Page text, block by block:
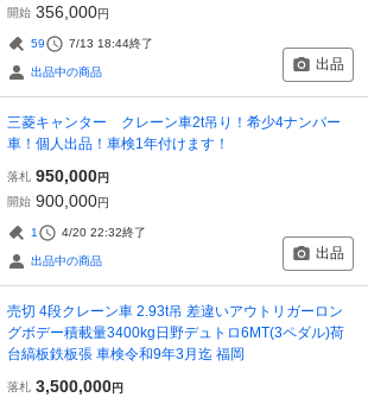
開始 356,000円
59 7/13 18:44終了
出品中の商品 出品
三菱キャンター クレーン車2t吊り！希少4ナンバー
車！個人出品！車検1年付けます！
落札 950,000円
開始 900,000円
1 4/20 22:32終了
出品中の商品 出品
売切 4段クレーン車 2.93t吊 差違いアウトリガーロン
グボデー積載量3400kg日野デュトロ6MT(3ペダル)荷
台縞板鉄板張 車検令和9年3月迄 福岡
落札 3,500,000円